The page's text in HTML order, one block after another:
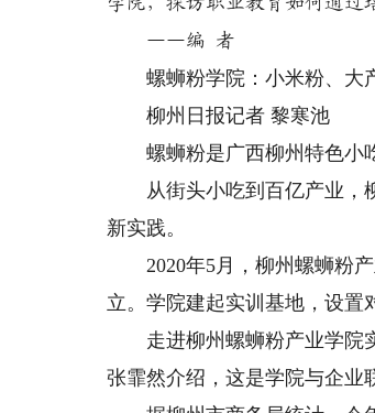
——编 者
螺蛳粉学院：小米粉、大
柳州日报记者 黎寒池
螺蛳粉是广西柳州特色小吃
从街头小吃到百亿产业，柳
新实践。
2020年5月，柳州螺蛳粉产
立。学院建起实训基地，设置
走进柳州螺蛳粉产业学院实
张霏然介绍，这是学院与企业